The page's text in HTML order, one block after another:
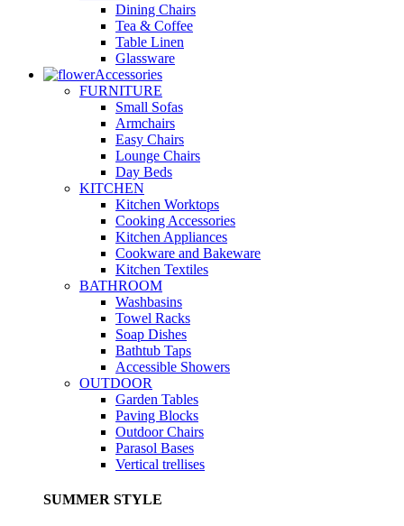
Dining Chairs
Tea & Coffee
Table Linen
Glassware
Accessories
FURNITURE
Small Sofas
Armchairs
Easy Chairs
Lounge Chairs
Day Beds
KITCHEN
Kitchen Worktops
Cooking Accessories
Kitchen Appliances
Cookware and Bakeware
Kitchen Textiles
BATHROOM
Washbasins
Towel Racks
Soap Dishes
Bathtub Taps
Accessible Showers
OUTDOOR
Garden Tables
Paving Blocks
Outdoor Chairs
Parasol Bases
Vertical trellises
SUMMER STYLE